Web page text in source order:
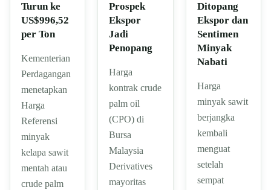
Turun ke
US$996,52
per Ton
Kementerian
Perdagangan
menetapkan
Harga
Referensi
minyak
kelapa sawit
mentah atau
crude palm
Prospek
Ekspor
Jadi
Penopang
Harga
kontrak crude
palm oil
(CPO) di
Bursa
Malaysia
Derivatives
mayoritas
Ditopang
Ekspor dan
Sentimen
Minyak
Nabati
Harga
minyak sawit
berjangka
kembali
menguat
setelah
sempat